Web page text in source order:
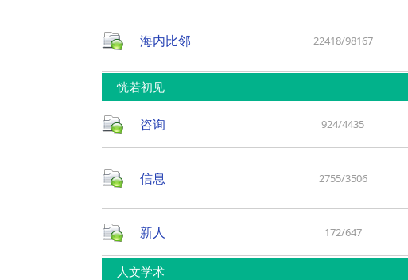
海内比邻 22418/98167
恍若初见
咨询 924/4435
信息 2755/3506
新人 172/647
人文学术